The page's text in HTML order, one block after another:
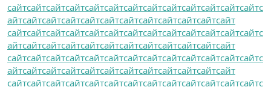
сайтсайтсайтсайтсайтсайтсайтсайтсайтсайтсайтсайтсайтс
айтсайтсайтсайтсайтсайтсайтсайтсайтсайтсайтсайт
сайтсайтсайтсайтсайтсайтсайтсайтсайтсайтсайтсайтсайтс
айтсайтсайтсайтсайтсайтсайтсайтсайтсайтсайтсайт
сайтсайтсайтсайтсайтсайтсайтсайтсайтсайтсайтсайтсайтс
айтсайтсайтсайтсайтсайтсайтсайтсайтсайтсайтсайт
сайтсайтсайтсайтсайтсайтсайтсайтсайтсайтсайтсайтсайтс